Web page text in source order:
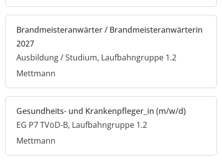
Brandmeisteranwärter / Brandmeisteranwärterin
2027
Ausbildung / Studium, Laufbahngruppe 1.2
Mettmann
Gesundheits- und Krankenpfleger_in (m/w/d)
EG P7 TVöD-B, Laufbahngruppe 1.2
Mettmann